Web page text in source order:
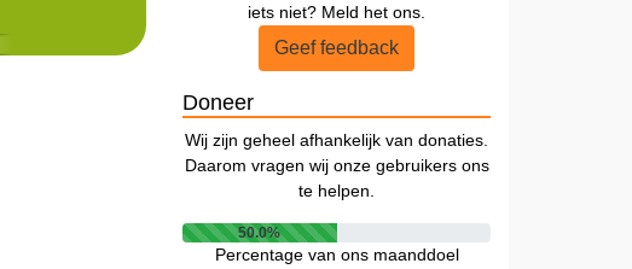
iets niet? Meld het ons.
Geef feedback
Doneer
Wij zijn geheel afhankelijk van donaties.
Daarom vragen wij onze gebruikers ons
te helpen.
50.0%
Percentage van ons maanddoel